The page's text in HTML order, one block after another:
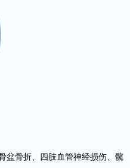
盆骨折、四肢血管神经损伤、髋